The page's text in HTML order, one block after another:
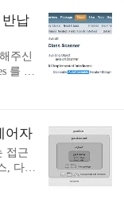
은 이
로
사용
없다
나중
좀
어서
에 재
반납
주신
를 이
더
안에
습니
7 부
페
어자
접근
, 다른
접근